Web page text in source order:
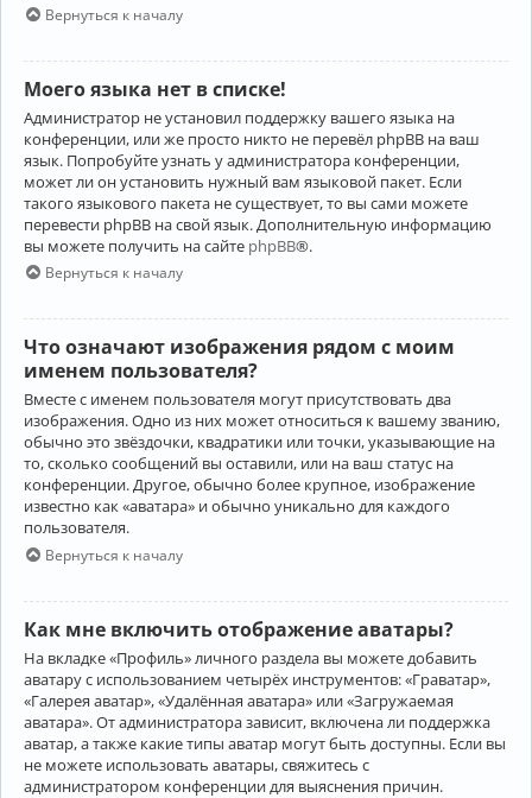
Вернуться к началу
Моего языка нет в списке!
Администратор не установил поддержку вашего языка на
конференции, или же просто никто не перевёл phpBB на ваш
язык. Попробуйте узнать у администратора конференции,
может ли он установить нужный вам языковой пакет. Если
такого языкового пакета не существует, то вы сами можете
перевести phpBB на свой язык. Дополнительную информацию
вы можете получить на сайте phpBB®.
Вернуться к началу
Что означают изображения рядом с моим
именем пользователя?
Вместе с именем пользователя могут присутствовать два
изображения. Одно из них может относиться к вашему званию,
обычно это звёздочки, квадратики или точки, указывающие на
то, сколько сообщений вы оставили, или на ваш статус на
конференции. Другое, обычно более крупное, изображение
известно как «аватара» и обычно уникально для каждого
пользователя.
Вернуться к началу
Как мне включить отображение аватары?
На вкладке «Профиль» личного раздела вы можете добавить
аватару с использованием четырёх инструментов: «Граватар»,
«Галерея аватар», «Удалённая аватара» или «Загружаемая
аватара». От администратора зависит, включена ли поддержка
аватар, а также какие типы аватар могут быть доступны. Если вы
не можете использовать аватары, свяжитесь с
администратором конференции для выяснения причин.